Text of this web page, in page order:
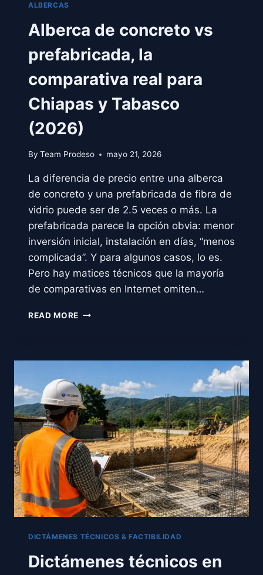
ALBERCAS
Alberca de concreto vs
prefabricada, la
comparativa real para
Chiapas y Tabasco
(2026)
By Team Prodeso mayo 21, 2026
La diferencia de precio entre una alberca
de concreto y una prefabricada de fibra de
vidrio puede ser de 2.5 veces o más. La
prefabricada parece la opción obvia: menor
inversión inicial, instalación en días, “menos
complicada”. Y para algunos casos, lo es.
Pero hay matices técnicos que la mayoría
de comparativas en Internet omiten…
READ MORE ALBERCA
PREFABRICADA,
COMPARATIVA
REAL
PARA
CHIAPAS
TABASCO
(2026)
DICTÁMENES TÉCNICOS & FACTIBILIDAD
Dictámenes técnicos en